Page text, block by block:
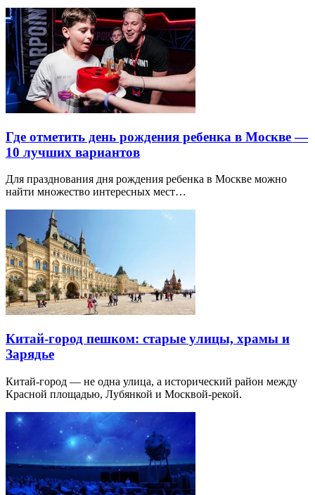
Где отметить день рождения ребенка в Москве —
10 лучших вариантов
Для празднования дня рождения ребенка в Москве можно
найти множество интересных мест…
Китай-город пешком: старые улицы, храмы и
Зарядье
Китай-город — не одна улица, а исторический район между
Красной площадью, Лубянкой и Москвой-рекой.